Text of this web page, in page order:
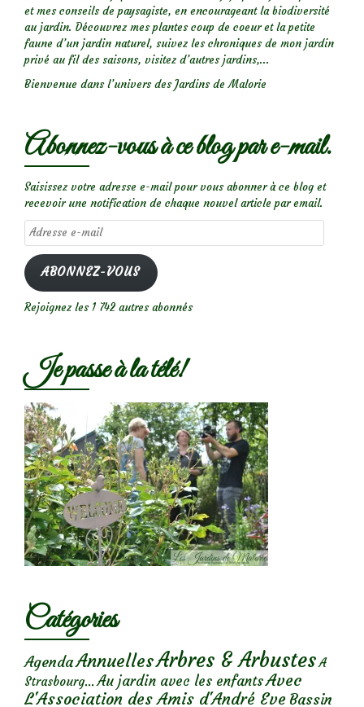
et mes conseils de paysagiste, en encourageant la biodiversité
au jardin. Découvrez mes plantes coup de coeur et la petite
faune d’un jardin naturel, suivez les chroniques de mon jardin
privé au fil des saisons, visitez d’autres jardins,...
Bienvenue dans l’univers des Jardins de Malorie
Abonnez-vous à ce blog par e-mail.
Saisissez votre adresse e-mail pour vous abonner à ce blog et
recevoir une notification de chaque nouvel article par email.
Adresse
e-
mail
ABONNEZ-VOUS
Rejoignez les 1 742 autres abonnés
Je passe à la télé!
Catégories
AgendaAnnuellesArbres & Arbustes A
Strasbourg... Au jardin avec les enfantsAvec
L'Association des Amis d'André Eve Bassin